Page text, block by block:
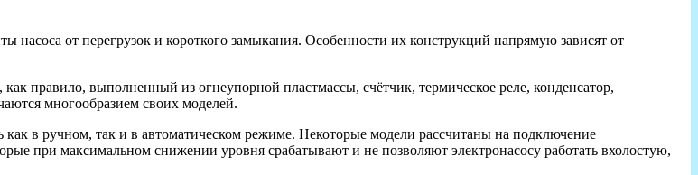
насоса от перегрузок и короткого замыкания. Особенности их конструкций напрямую зависят от
правило, выполненный из огнеупорной пластмассы, счётчик, термическое реле, конденсатор,
многообразием своих моделей.
в ручном, так и в автоматическом режиме. Некоторые модели рассчитаны на подключение
при максимальном снижении уровня срабатывают и не позволяют электронасосу работать вхолостую,